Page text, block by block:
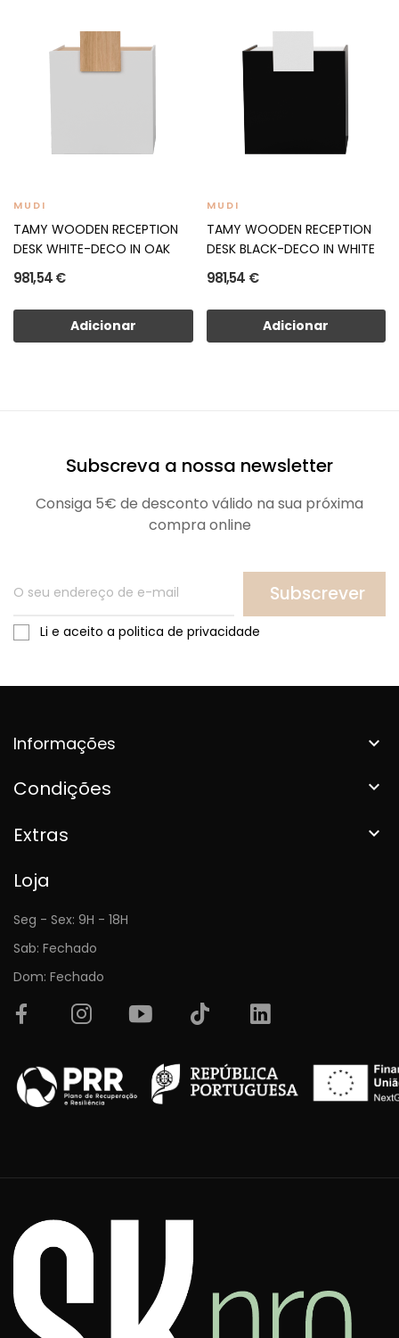
MUDI
TAMY WOODEN RECEPTION
DESK WHITE-DECO IN OAK
981,54 €
Adicionar
MUDI
TAMY WOODEN RECEPTION
DESK BLACK-DECO IN WHITE
981,54 €
Adicionar
Subscreva a nossa newsletter
Consiga 5€ de desconto válido na sua próxima
compra online
Subscrever
Li e aceito a politica de privacidade
Informações 
Condições 
Extras 
Loja
Seg - Sex: 9H - 18H
Sab: Fechado
Dom: Fechado